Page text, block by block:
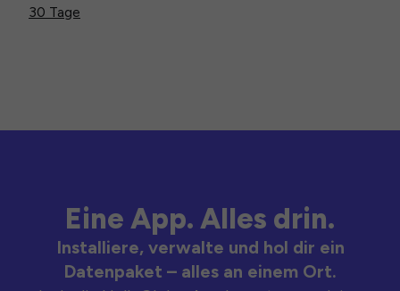
30 Tage
Eine App. Alles drin.
Installiere, verwalte und hol dir ein
Datenpaket – alles an einem Ort.